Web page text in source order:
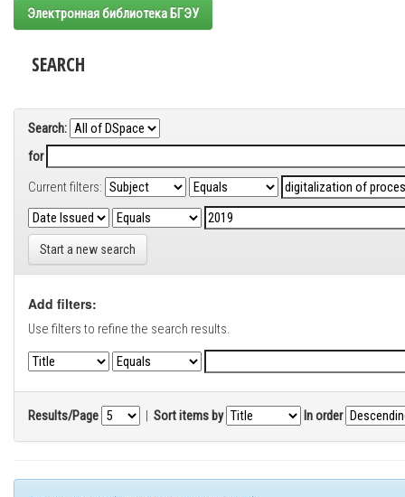
Электронная библиотека БГЭУ
SEARCH
Search:
for
Current filters:
Start a new search
Add filters:
Use filters to refine the search results.
Results/Page | Sort items by In order